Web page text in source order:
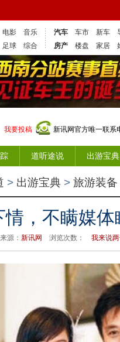
电影
音乐
足球 综合
汽车 车市 新车
房产
楼盘 家居
我要投稿 新讯网官方唯一联
道听途说 出游宝典
> 出游宝典 > 旅游装备
情，不瞒媒体
源： 新讯网 浏览次数： 我来说